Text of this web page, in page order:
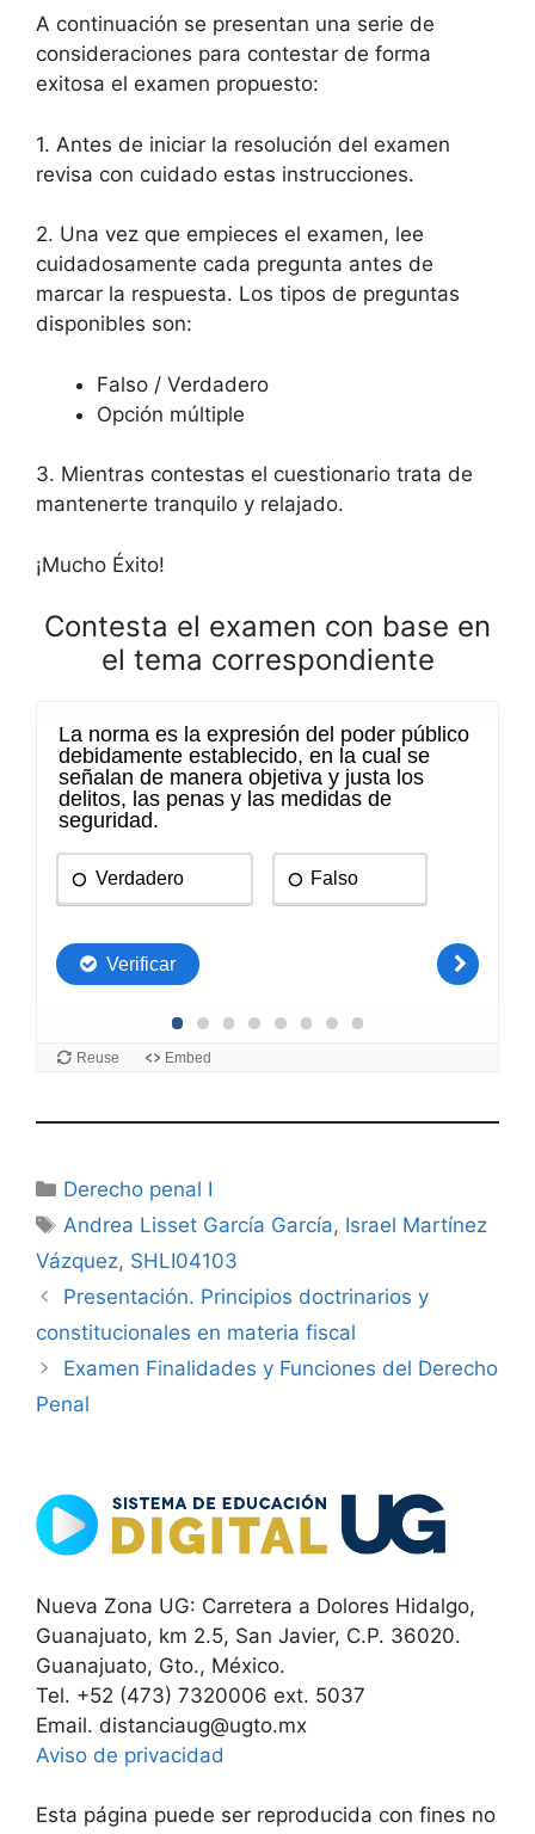
A continuación se presentan una serie de
consideraciones para contestar de forma
exitosa el examen propuesto:
1. Antes de iniciar la resolución del examen
revisa con cuidado estas instrucciones.
2. Una vez que empieces el examen, lee
cuidadosamente cada pregunta antes de
marcar la respuesta. Los tipos de preguntas
disponibles son:
Falso / Verdadero
Opción múltiple
3. Mientras contestas el cuestionario trata de
mantenerte tranquilo y relajado.
¡Mucho Éxito!
Contesta el examen con base en
el tema correspondiente
Categorías
Derecho penal I
Etiquetas
Andrea Lisset García García, Israel Martínez
Vázquez, SHLI04103
Presentación. Principios doctrinarios y
constitucionales en materia fiscal
Examen Finalidades y Funciones del Derecho
Penal
Nueva Zona UG: Carretera a Dolores Hidalgo,
Guanajuato, km 2.5, San Javier, C.P. 36020.
Guanajuato, Gto., México.
Tel. +52 (473) 7320006 ext. 5037
Email. distanciaug@ugto.mx
Aviso de privacidad
Esta página puede ser reproducida con fines no